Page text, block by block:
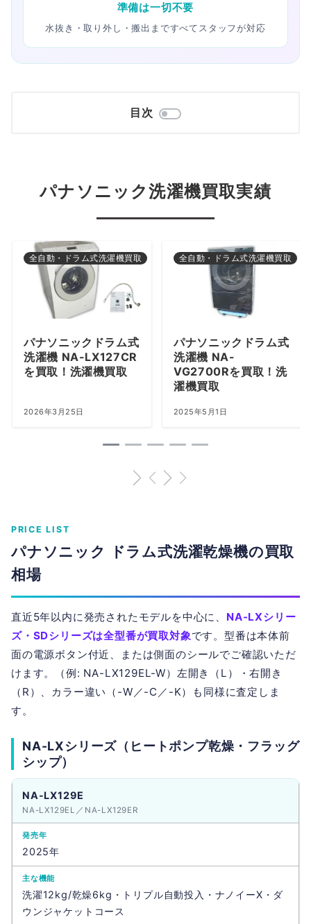
準備は一切不要
水抜き・取り外し・搬出まですべてスタッフが対応
目次
パナソニック洗濯機買取実績
全自動・ドラム式洗濯機買取
パナソニックドラム式
洗濯機 NA-LX127CR
を買取！洗濯機買取
2026年3月25日
全自動・ドラム式洗濯機買取
パナソニックドラム式
洗濯機 NA-
VG2700Rを買取！洗
濯機買取
2025年5月1日
PRICE LIST
パナソニック ドラム式洗濯乾燥機の買取
相場
直近5年以内に発売されたモデルを中心に、 NA-LXシリー
ズ・SDシリーズは全型番が買取対象です。型番は本体前
面の電源ボタン付近、または側面のシールでご確認いただ
けます。（例: NA-LX129EL-W）左開き（L）・右開き
（R）、カラー違い（-W／-C／-K）も同様に査定しま
す。
NA-LXシリーズ（ヒートポンプ乾燥・フラッグ
シップ）
NA-LX129E
NA-LX129EL／NA-LX129ER
2025年
洗濯12kg/乾燥6kg・トリプル自動投入・ナノイーX・ダ
ウンジャケットコース